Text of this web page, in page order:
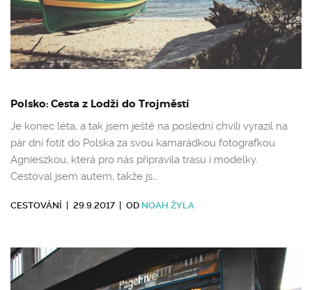
Polsko: Cesta z Lodži do Trojměstí
Je konec léta, a tak jsem ještě na poslední chvíli vyrazil na
pár dní fotit do Polska za svou kamarádkou fotografkou
Agnieszkou, která pro nás připravila trasu i modelky.
Cestoval jsem autem, takže js…
CESTOVÁNÍ 29.9.2017 OD NOAH ŽYLA